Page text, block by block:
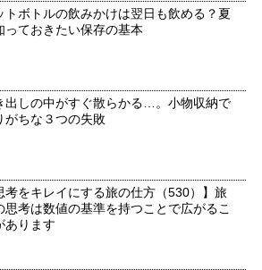
トボトルの飲みかけは翌日も飲める？夏
っておきたい保存の基本
出しの中がすぐ散らかる…。小物収納で
がちな３つの失敗
考をキレイにする旅の仕方（530）】旅
思考は数値の基準を持つことで広がるこ
あります